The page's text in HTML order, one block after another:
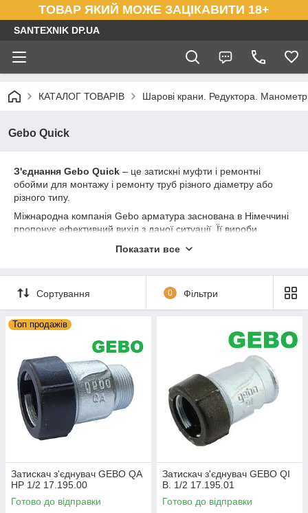
ТОВАР ЯКИЙ МОЖЕ ЗАЦІКАВИТИ 18+
SANTEXNIK DP.UA
КАТАЛОГ ТОВАРІВ Шарові крани. Редуктора.
Gebo Quick
З'єднання Gebo Quick – це затискні муфти і ремонтні
обойми для монтажу і ремонту труб різного діаметру або
різного типу.
Міжнародна компанія Gebo арматура заснована в Німеччині
пропонує ефективний вихід з даної ситуації. Її вироби
продукцією Gebo користуються в більшості країн Європи. ЇЇ
з'єднує краще всіх. І це не просто слова. Ознайомившись
ближче з цими чудовими виробами ви скажете теж саме.
Показати все
Сортування 0 Фільтри
Топ продажів
Затискач з'єднувач GEBO QA
НР 1/2 17.195.00
Готово до відправки
Затискач з'єднувач GEBO QI
В. 1/2 17.195.01
Готово до відправки